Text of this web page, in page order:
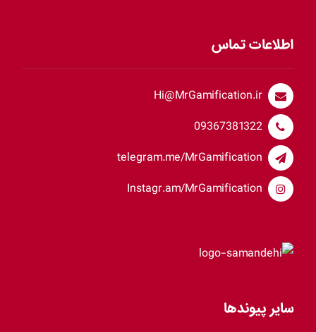
اطلاعات تماس
Hi@MrGamification.ir
09367381322
telegram.me/MrGamification
Instagr.am/MrGamification
سایر پیوندها